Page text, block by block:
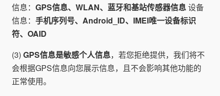
信息： GPS信息、WLAN、蓝牙和基站传感器信息设备
信息： 手机序列号、Android_ID、IMEI唯一设备标识
符、OAID
(3) GPS信息是敏感个人信息，若您拒绝提供，我们将不
会根据GPS信息向您展示信息，且不会影响其他功能的
正常使用。